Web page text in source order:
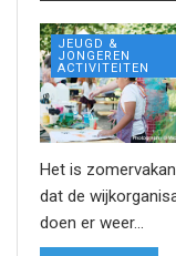
JEUGD &
JONGEREN
ACTIVITEITEN
Het is
dat de
doen er weer...